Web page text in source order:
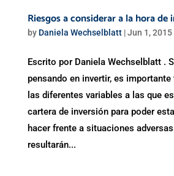
Riesgos a considerar a la hora de
by Daniela Wechselblatt|Jun 1, 2015
Escrito por Daniela Wechselblatt .
pensando en invertir, es
las diferentes variables a las que
cartera de inversión para poder
hacer frente a situaciones
resultarán...